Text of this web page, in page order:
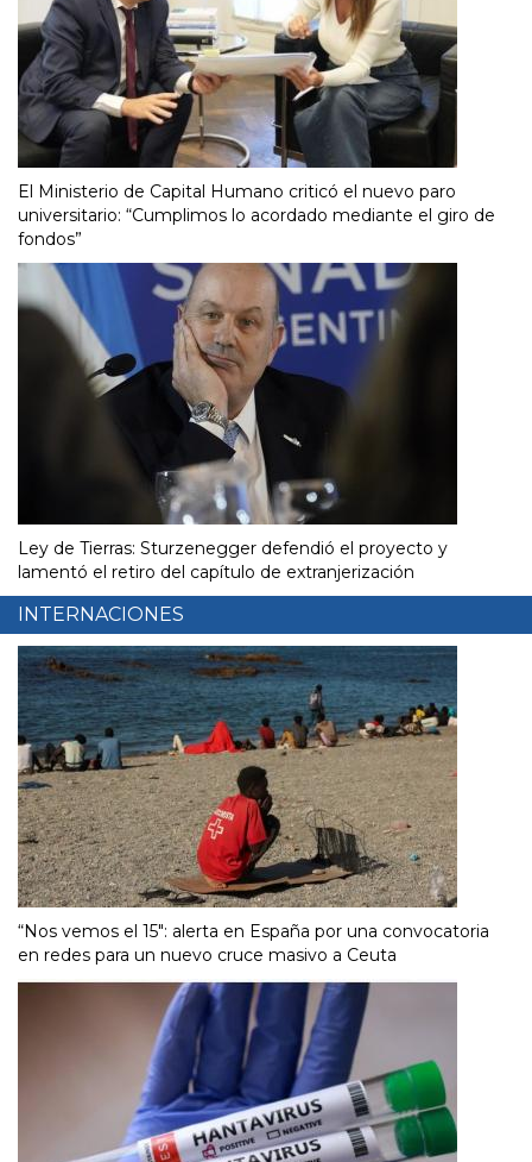
El Ministerio de Capital Humano criticó el nuevo paro
universitario: “Cumplimos lo acordado mediante el giro de
fondos”
Ley de Tierras: Sturzenegger defendió el proyecto y
lamentó el retiro del capítulo de extranjerización
INTERNACIONES
“Nos vemos el 15″: alerta en España por una convocatoria
en redes para un nuevo cruce masivo a Ceuta